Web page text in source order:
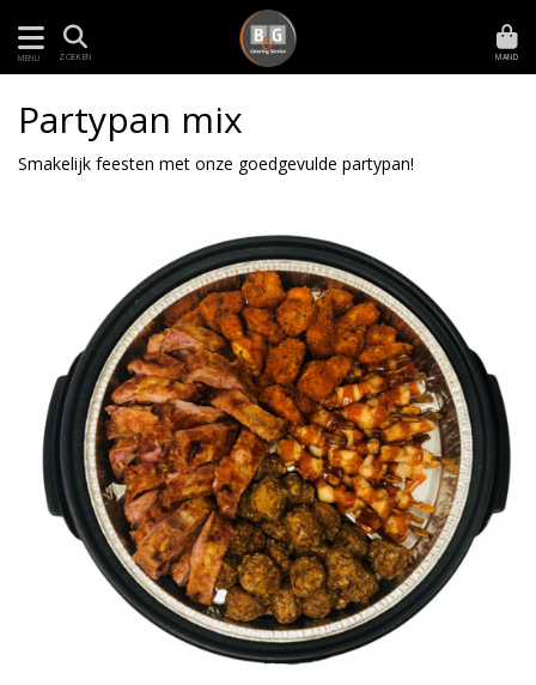
MENU ZOEKEN MAND
Partypan mix
Smakelijk feesten met onze goedgevulde partypan!